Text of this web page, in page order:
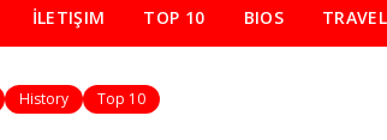
İLETIŞIM TOP 10 BIOS TRAVEL
History Top 10